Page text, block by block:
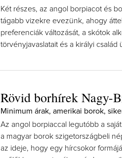
Két részes, az angol borpiacot és
tágabb vizekre evezünk, ahogy
preferenciák változását, a skótok
törvényjavaslatait és a királyi család
Rövid borhírek Nagy-
Minimum árak, amerikai borok,
Az angol borpiaccal legutóbb a
a magyar borok szigetországbeli
az ideje, hogy egy hírcsokor